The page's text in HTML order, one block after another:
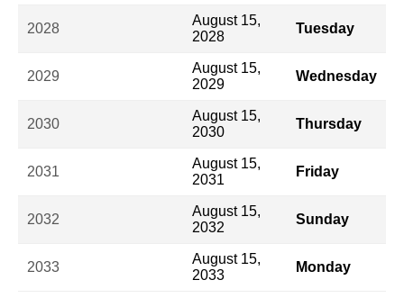
2028
August 15,
2028
Tuesday
2029
August 15,
2029
Wednesday
2030
August 15,
2030
Thursday
2031
August 15,
2031
Friday
2032
August 15,
2032
Sunday
2033
August 15,
2033
Monday